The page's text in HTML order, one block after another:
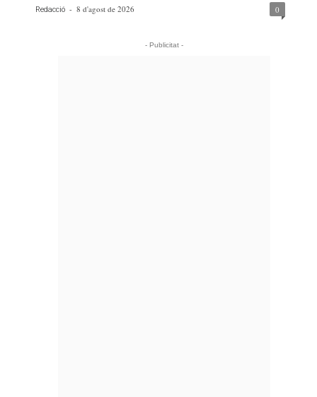
Redacció - 8 d'agost de 2026 0
- Publicitat -